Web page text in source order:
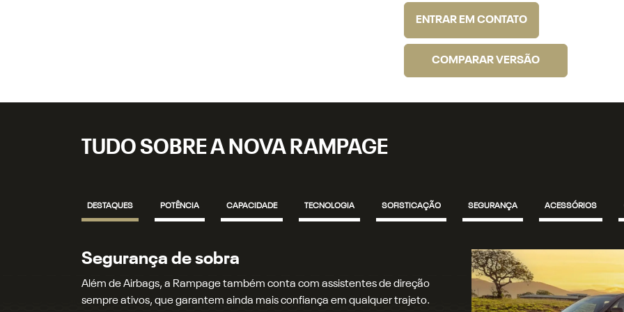
ENTRAR EM CONTATO
COMPARAR VERSÃO
TUDO SOBRE A NOVA RAMPAGE
DESTAQUES POTÊNCIA CAPACIDADE TECNOLOGIA SOFISTICAÇÃO SEGURANÇA ACESSÓRIOS
Motor e performance
A Rampage vem equipada com o motor 2.2 L Turbodiesel, de 200 cv e 450
Nm, e agora também com a opção do motor 2.0 L Turbo Flex de 272 cv e 400